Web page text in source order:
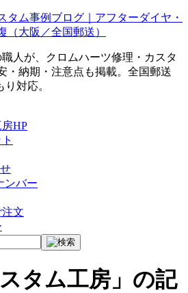
タム事例ブログ｜アフターダイヤ・
（大阪／全国郵送）
人が、クロムハーツ修理・カスタ
・納期・注意点も掲載。全国郵送
対応。
HP
ンバー
文
タム工房」の記